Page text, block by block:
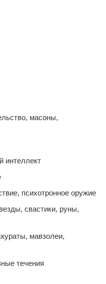
масоны,
интеллект
психотронное оружие
свастики, руны,
мавзолеи,
течения